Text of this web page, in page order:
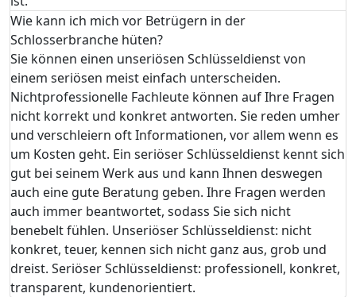
Wie kann ich mich vor Betrügern in der
Schlosserbranche hüten?
Sie können einen unseriösen Schlüsseldienst von
einem seriösen meist einfach unterscheiden.
Nichtprofessionelle Fachleute können auf Ihre Fragen
nicht korrekt und konkret antworten. Sie reden umher
und verschleiern oft Informationen, vor allem wenn es
um Kosten geht. Ein seriöser Schlüsseldienst kennt sich
gut bei seinem Werk aus und kann Ihnen deswegen
auch eine gute Beratung geben. Ihre Fragen werden
auch immer beantwortet, sodass Sie sich nicht
benebelt fühlen. Unseriöser Schlüsseldienst: nicht
konkret, teuer, kennen sich nicht ganz aus, grob und
dreist. Seriöser Schlüsseldienst: professionell, konkret,
transparent, kundenorientiert.